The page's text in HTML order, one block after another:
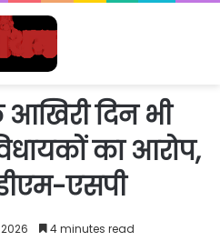
दिन भी
का आरोप,
एसपी
4 minutes read